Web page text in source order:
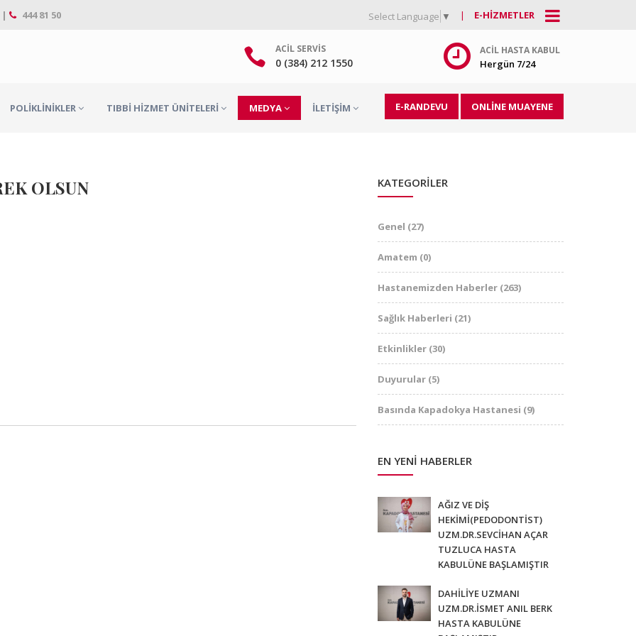
| 444 81 50 Select Language ▼ | E-HIZMETLER
ACIL SERVIS
0 (384) 212 1550
ACIL HASTA KABUL
Hergün 7/24
POLIKLINIKLER TIBBI HIZMET ÜNITELERI MEDYA İLETIŞIM E-RANDEVU ONLİNE MUAYENE
OLSUN KATEGORILER
Genel (27)
Amatem (0)
Hastanemizden Haberler (263)
Sağlık Haberleri (21)
Etkinlikler (30)
Duyurular (5)
Basında Kapadokya Hastanesi (9)
EN YENI HABERLER
AĞIZ VE DİŞ
HEKİMİ(PEDODONTİST)
UZM.DR.SEVCİHAN AÇAR
TUZLUCA HASTA
KABULÜNE BAŞLAMIŞTIR
DAHİLİYE UZMANI
UZM.DR.İSMET ANIL BERK
HASTA KABULÜNE